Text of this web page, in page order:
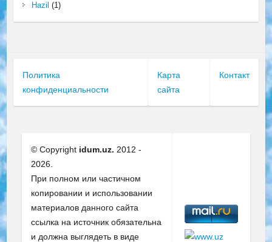
Hazil (1)
Политика
конфиденциальности
Карта
сайта
Контакт
© Copyright idum.uz. 2012 -
2026.
При полном или частичном
копировании и использовании
материалов данного сайта
ссылка на источник обязательна
и должна выглядеть в виде